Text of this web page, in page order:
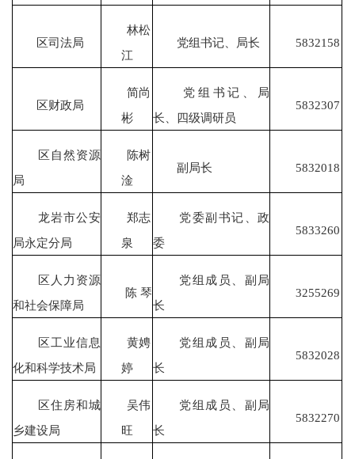
区司法局
林松
江
党组书记、局长 5832158
区财政局
简尚
彬
党组书记、局
长、四级调研员
5832307
区自然资源
局
陈树
淦
副局长 5832018
龙岩市公安
局永定分局
郑志
泉
党委副书记、政
委
5833260
区人力资源
和社会保障局
陈 琴
党组成员、副局
长
3255269
区工业信息
化和科学技术局
黄娉
婷
党组成员、副局
长
5832028
区住房和城
乡建设局
吴伟
旺
党组成员、副局
长
5832270